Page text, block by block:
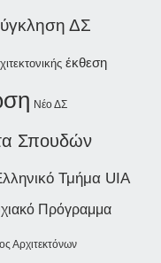
ΔΣ
έκθεση
Νέο ΔΣ
Σπουδών
Τμήμα UIA
Πρόγραμμα
Αρχιτεκτόνων